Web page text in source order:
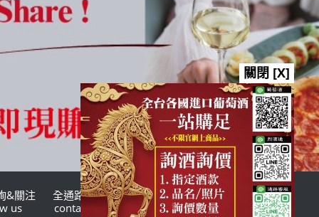
&關注
us
全通路客服
contact us
台灣酒商聯盟
TWSMA
關閉 [X]